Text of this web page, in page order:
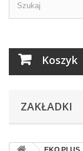
Koszyk
ZAKŁADKI